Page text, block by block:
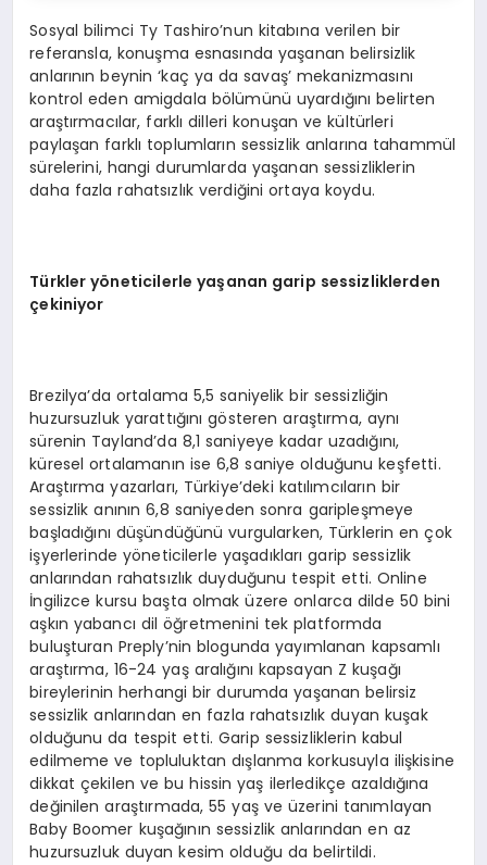
Sosyal bilimci Ty Tashiro’nun kitabına verilen bir
referansla, konuşma esnasında yaşanan belirsizlik
anlarının beynin ‘kaç ya da savaş’ mekanizmasını
kontrol eden amigdala bölümünü uyardığını belirten
araştırmacılar, farklı dilleri konuşan ve kültürleri
paylaşan farklı toplumların sessizlik anlarına tahammül
sürelerini, hangi durumlarda yaşanan sessizliklerin
daha fazla rahatsızlık verdiğini ortaya koydu.
Türkler yöneticilerle yaşanan garip sessizliklerden
çekiniyor
Brezilya’da ortalama 5,5 saniyelik bir sessizliğin
huzursuzluk yarattığını gösteren araştırma, aynı
sürenin Tayland’da 8,1 saniyeye kadar uzadığını,
küresel ortalamanın ise 6,8 saniye olduğunu keşfetti.
Araştırma yazarları, Türkiye’deki katılımcıların bir
sessizlik anının 6,8 saniyeden sonra garipleşmeye
başladığını düşündüğünü vurgularken, Türklerin en çok
işyerlerinde yöneticilerle yaşadıkları garip sessizlik
anlarından rahatsızlık duyduğunu tespit etti. Online
İngilizce kursu başta olmak üzere onlarca dilde 50 bini
aşkın yabancı dil öğretmenini tek platformda
buluşturan Preply’nin blogunda yayımlanan kapsamlı
araştırma, 16-24 yaş aralığını kapsayan Z kuşağı
bireylerinin herhangi bir durumda yaşanan belirsiz
sessizlik anlarından en fazla rahatsızlık duyan kuşak
olduğunu da tespit etti. Garip sessizliklerin kabul
edilmeme ve topluluktan dışlanma korkusuyla ilişkisine
dikkat çekilen ve bu hissin yaş ilerledikçe azaldığına
değinilen araştırmada, 55 yaş ve üzerini tanımlayan
Baby Boomer kuşağının sessizlik anlarından en az
huzursuzluk duyan kesim olduğu da belirtildi.